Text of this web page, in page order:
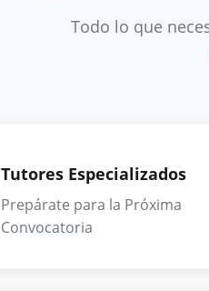
Todo lo que
Tutores Especializados
Prepárate para la Próxima
Convocatoria